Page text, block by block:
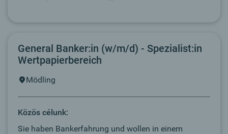
General Banker:in (w/m/d) - Spezialist:in
Wertpapierbereich
Mödling
Közös célunk:
Sie haben Bankerfahrung und wollen in einem